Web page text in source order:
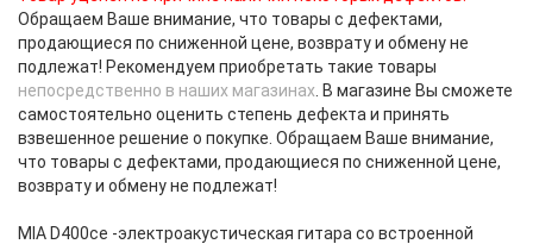
Обращаем Ваше внимание, что товары с дефектами,
продающиеся по сниженной цене, возврату и обмену не
подлежат! Рекомендуем приобретать такие товары
непосредственно в наших магазинах . В магазине Вы сможете
самостоятельно оценить степень дефекта и принять
взвешенное решение о покупке. Обращаем Ваше внимание,
что товары с дефектами, продающиеся по сниженной цене,
возврату и обмену не подлежат!
MIA D400ce -электроакустическая гитара со встроенной